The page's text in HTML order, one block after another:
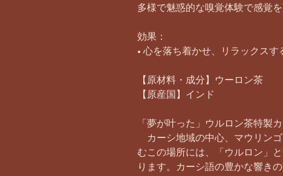
多様で魅惑的な嗅覚体験で感覚を
効果：
• 心を落ち着かせ、リラックスす
【原材料・成分】ウーロン茶
【原産国】インド
「夢が叶った」ウルロン茶特製
カーシ地域の中心、マウリン
むこの場所には、「ウルロン」
ります。カーシ語の豊かな響き